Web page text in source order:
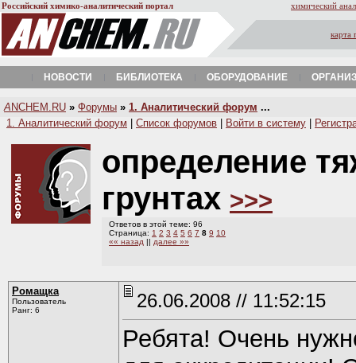
Российский химико-аналитический портал химический
карта
НОВОСТИ БИБЛИОТЕКА ОБОРУДОВАНИЕ
A NCHEM.RU » Форумы » 1. Аналитический форум ...
1. Аналитический форум
Список форумов Войти в систему
определение
грунтах >>>
Ответов в этой теме: 96
Страница: 1 2 3 4 5 6 7 8 9 10
«« назад || далее »»
Ромащка
Пользователь
Ранг: 6
26.06.2008 // 11:52:15
Ребята! Очень